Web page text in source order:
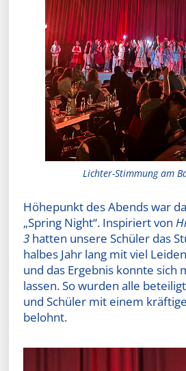
Lichter-Stimmung am
Höhepunkt des Abends war
„Spring Night“. Inspiriert von
3hatten unsere Schüler das
halbes Jahr lang mit viel
und das Ergebnis konnte sich
lassen. So wurden alle
und Schüler mit einem
belohnt.